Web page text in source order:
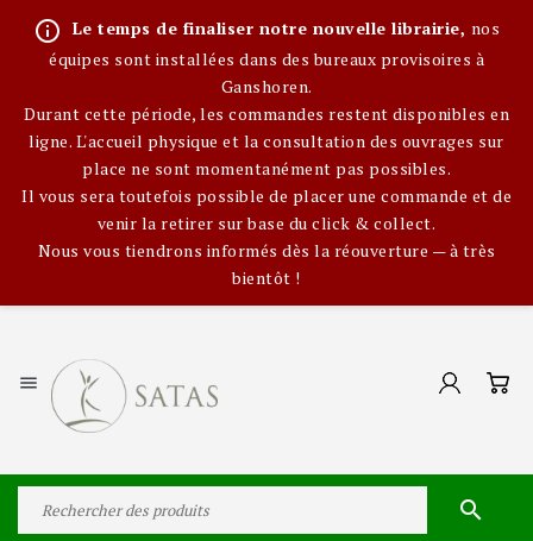
info_outline Le temps de finaliser notre nouvelle librairie, nos
équipes sont installées dans des bureaux provisoires à
Ganshoren.
Durant cette période, les commandes restent disponibles en
ligne. L'accueil physique et la consultation des ouvrages sur
place ne sont momentanément pas possibles.
Il vous sera toutefois possible de placer une commande et de
venir la retirer sur base du click & collect.
Nous vous tiendrons informés dès la réouverture — à très
bientôt !

